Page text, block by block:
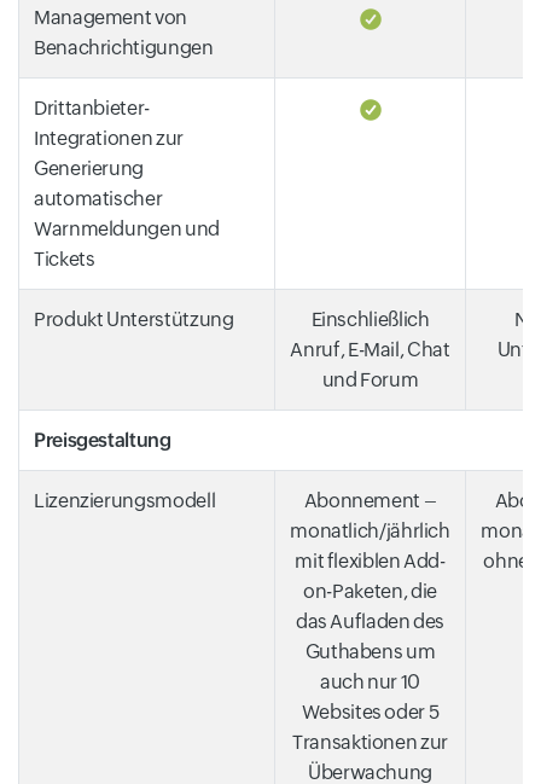
Management von
Benachrichtigungen
Drittanbieter-
Integrationen zur
Generierung
automatischer
Warnmeldungen und
Tickets
Produkt Unterstützung
Einschließlich
Anruf, E-Mail, Chat
und Forum
Preisgestaltung
Lizenzierungsmodell
Abonnement –
monatlich/jährlich
mit flexiblen Add-
on-Paketen, die
das Aufladen des
Guthabens um
auch nur 10
Websites oder 5
Transaktionen zur
Überwachung
ohne